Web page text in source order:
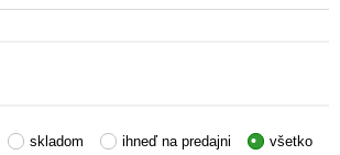
skladom ihneď na predajni všetko